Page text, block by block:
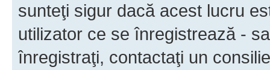
sunteţi sigur dacă acest lucru
utilizator ce se înregistrează -
înregistraţi, contactaţi un